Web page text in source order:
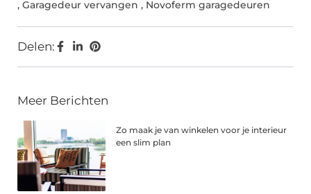
, Garagedeur vervangen , Novoferm garagedeuren
Delen:
Meer Berichten
Zo maak je van winkelen voor je interieur
een slim plan